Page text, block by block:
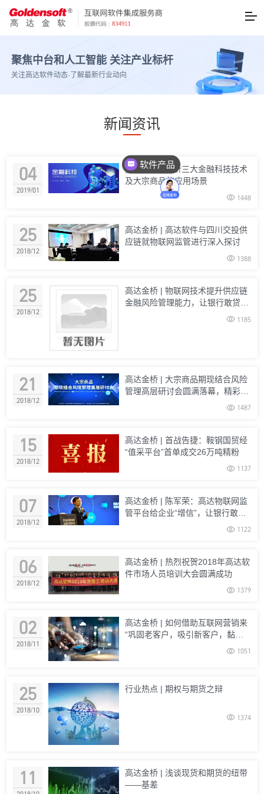
聚焦中台和人工智能 关注产业标杆
关注高达软件动态·了解最新行业动向
新闻资讯
04
2019/01
技术前沿 | 浅析三大金融科技技术
及大宗商品的应用场景
 1448
25
2018/12
高达金桥 | 高达软件与四川交投供
应链就物联网监管进行深入探讨
 1388
25
2018/12
高达金桥 | 物联网技术提升供应链
金融风险管理能力，让银行敢贷、
 1185
21
2018/12
高达金桥 | 大宗商品期现结合风险
管理高层研讨会圆满落幕，精彩纷
 1487
15
2018/12
高达金桥 | 首战告捷：鞍钢国贸经
“值采平台”首单成交26万吨精粉
 1137
07
2018/12
高达金桥 | 陈军荣：高达物联网监
管平台给企业“增信”，让银行敢
 1122
06
2018/12
高达金桥 | 热烈祝贺2018年高达软
件市场人员培训大会圆满成功
 1379
02
2018/11
高达金桥 | 如何借助互联网营销来
“巩固老客户，吸引新客户，黏住
 1051
25
2018/10
行业热点 | 期权与期货之辩
 1374
11
高达金桥 | 浅谈现货和期货的纽带
——基差
人工客服
软件产品